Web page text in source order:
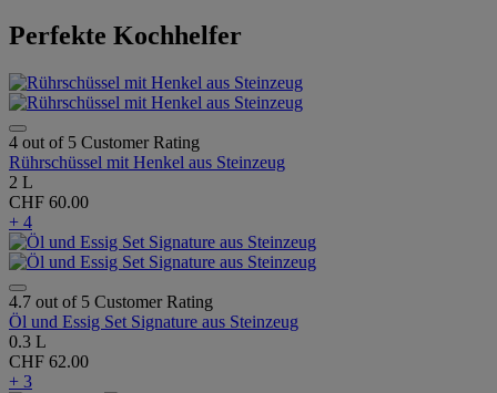
Perfekte Kochhelfer
4 out of 5 Customer Rating
Rührschüssel mit Henkel aus Steinzeug
2 L
CHF 60.00
+ 4
4.7 out of 5 Customer Rating
Öl und Essig Set Signature aus Steinzeug
0.3 L
CHF 62.00
+ 3